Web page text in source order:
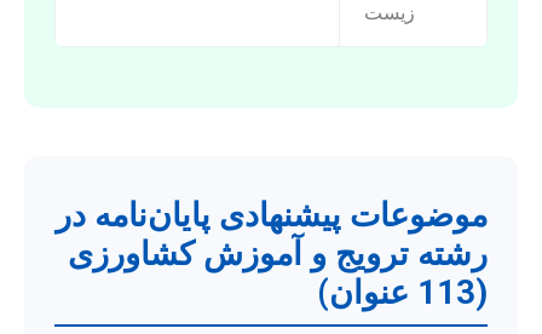
زیست
موضوعات پیشنهادی پایان‌نامه در
رشته ترویج و آموزش کشاورزی
(113 عنوان)